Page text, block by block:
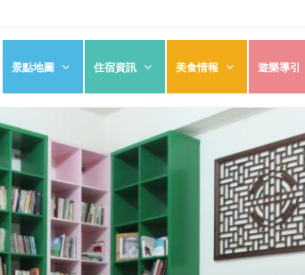
景點地圖 住宿資訊 美食情報 遊樂導引